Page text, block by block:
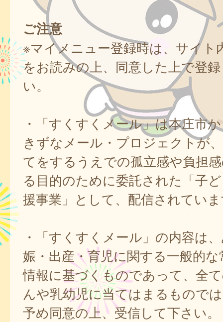
ご注意
※マイメニュー登録時は、サイト
をお読みの上、同意した上で登
い。
・「すくすくメール」は本庄市
きずなメール・プロジェクトが
てをするうえでの孤立感や負担
る目的のために委託された「子
援事業」として、配信されてい
・「すくすくメール」の内容は
娠・出産・育児に関する一般的
情報に基づくものであって、全
んや乳幼児に当てはまるもので
予め同意の上、受信して下さい。